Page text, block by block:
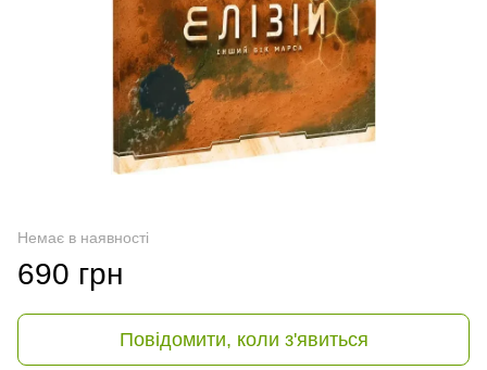
Немає в наявності
690 грн
Повідомити, коли з'явиться